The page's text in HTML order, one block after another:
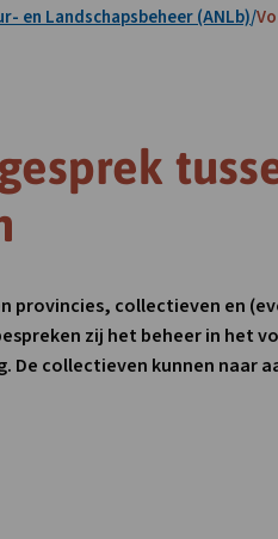
en Landschapsbeheer (ANLb)/
provincies, collectieven en
zij het beheer in het
De collectieven kunnen naar